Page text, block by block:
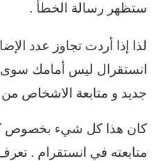
ستظهر رسالة الخطأ .
لذا إذا أردت تجاوز عدد
انستقرال ليس أمامك سوى
جديد و متابعة الاشخاص من
كان هذا كل شيء
متابعته في انستقرام .